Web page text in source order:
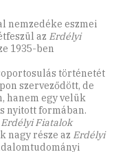
nemzedéke eszmei
az Erdélyi
1935-ben
történetét
szerveződött, de
hanem egy velük
nyitott formában.
Erdélyi Fiatalok
nagy része az Erdélyi